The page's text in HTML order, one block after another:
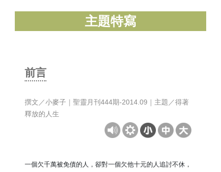
主題特寫
前言
撰文／小麥子｜聖靈月刊444期-2014.09｜主題／得著
釋放的人生
一個欠千萬被免債的人，卻對一個欠他十元的人追討不休，